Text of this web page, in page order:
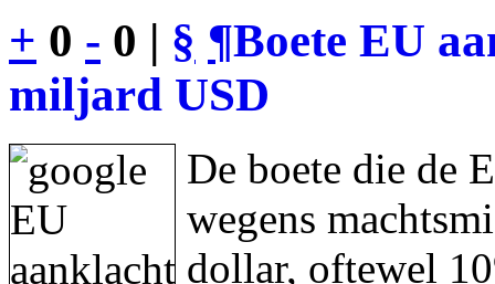
+ 0 - 0 | § ¶Boete EU
miljard USD
De boete die de
wegens
dollar, oftewel